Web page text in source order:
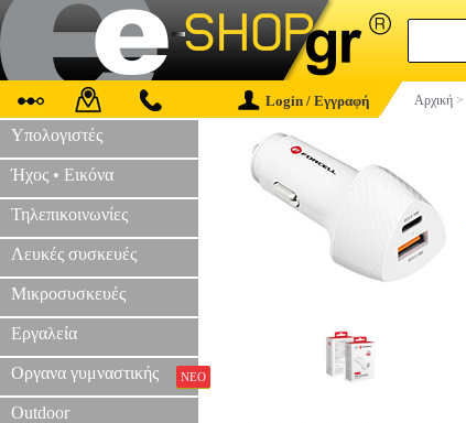
Login / Εγγραφή Αρχική >
Υπολογιστές
Ήχος • Εικόνα
Τηλεπικοινωνίες
Λευκές συσκευές
Μικροσυσκευές
Εργαλεία
Οργανα γυμναστικής ΝΕΟ
Outdoor